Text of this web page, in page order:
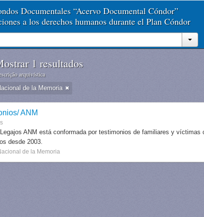
Documentales “Acervo Documental Cóndor”
a los derechos humanos durante el Plan Cóndor
1 resultados
arquivística
de la Memoria
ANM
ANM está conformada por testimonios de familiares y
desde 2003.
de la Memoria